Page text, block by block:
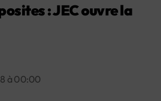
: JEC ouvre la
à 00:00